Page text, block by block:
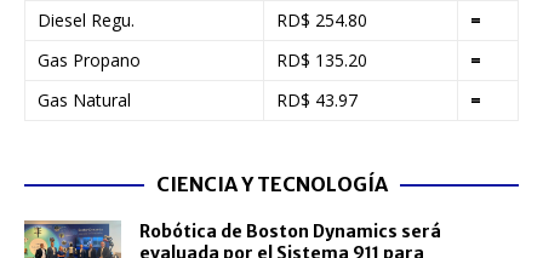
Diesel Regu.
RD$ 254.80
=
Gas Propano
RD$ 135.20
=
Gas Natural
RD$ 43.97 =
CIENCIA Y TECNOLOGÍA
Robótica de Boston Dynamics será
evaluada por el Sistema 911 para